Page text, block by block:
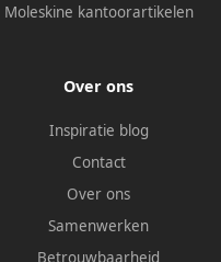
Moleskine kantoorartikelen
Over ons
Inspiratie blog
Contact
Over ons
Samenwerken
Betrouwbaarheid